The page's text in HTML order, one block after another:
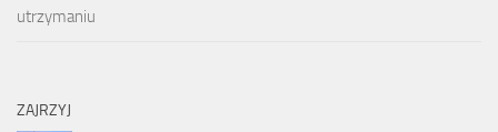
utrzymaniu
ZAJRZYJ